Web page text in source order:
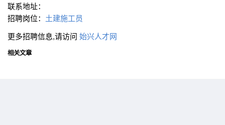
联系地址：
招聘岗位： 土建施工员
更多招聘信息,请访问 始兴人才网
相关文章